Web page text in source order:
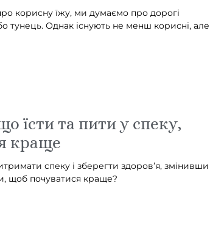
корисну їжу, ми думаємо про дорогі
тунець. Однак існують не менш корисні, але
їсти та пити у спеку,
краще
спеку і зберегти здоров’я, змінивши
щоб почуватися краще?